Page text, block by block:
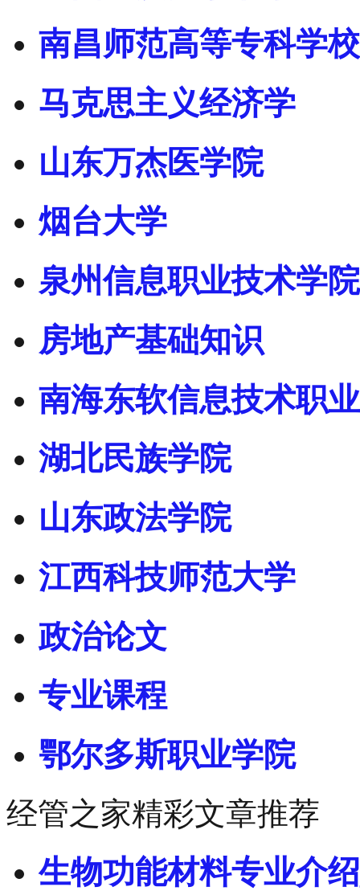
南昌师范高等专科学校
马克思主义经济学
山东万杰医学院
烟台大学
泉州信息职业技术学院
房地产基础知识
南海东软信息技术职
湖北民族学院
山东政法学院
江西科技师范大学
政治论文
专业课程
鄂尔多斯职业学院
经管之家精彩文章推荐
生物功能材料专业介